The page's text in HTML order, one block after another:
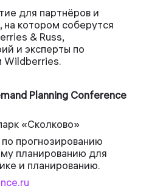
для партнёров и
котором соберутся
& Russ,
и эксперты по
Wildberries.
Planning Conference
«Сколково»
прогнозированию
планированию для
и планированию.